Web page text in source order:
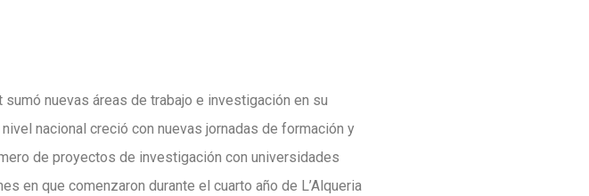
nuevas áreas de trabajo e investigación en su
nacional creció con nuevas jornadas de formación y
de proyectos de investigación con universidades
en que comenzaron durante el cuarto año de L’Alqueria